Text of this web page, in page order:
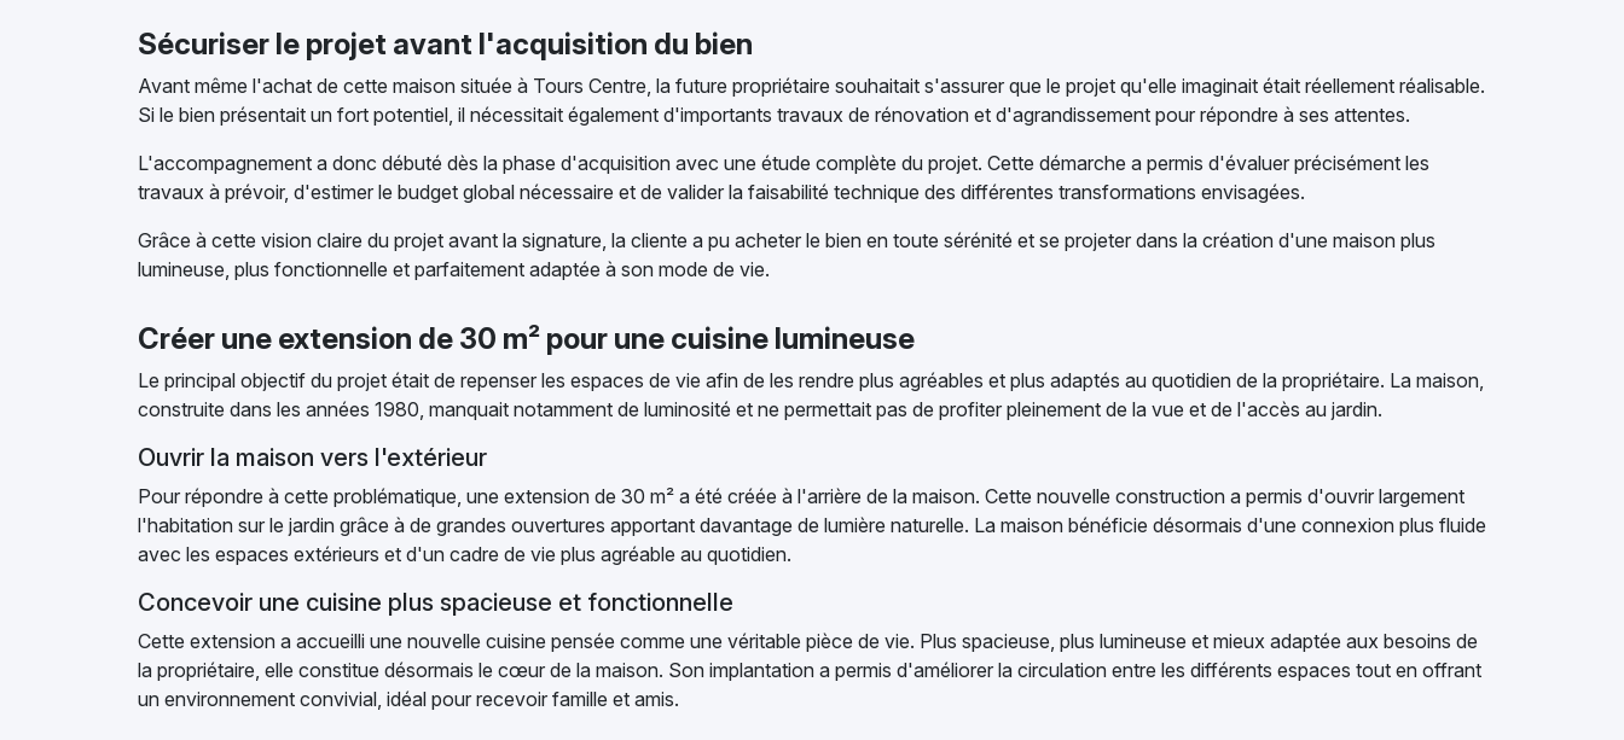
Sécuriser le projet avant l'acquisition du bien
Avant même l'achat de cette maison située à Tours Centre, la future propriétaire souhaitait s'assurer que le projet qu'elle imaginait était réellement réalisable.
Si le bien présentait un fort potentiel, il nécessitait également d'importants travaux de rénovation et d'agrandissement pour répondre à ses attentes.
L'accompagnement a donc débuté dès la phase d'acquisition avec une étude complète du projet. Cette démarche a permis d'évaluer précisément les
travaux à prévoir, d'estimer le budget global nécessaire et de valider la faisabilité technique des différentes transformations envisagées.
Grâce à cette vision claire du projet avant la signature, la cliente a pu acheter le bien en toute sérénité et se projeter dans la création d'une maison plus
lumineuse, plus fonctionnelle et parfaitement adaptée à son mode de vie.
Créer une extension de 30 m² pour une cuisine lumineuse
Le principal objectif du projet était de repenser les espaces de vie afin de les rendre plus agréables et plus adaptés au quotidien de la propriétaire. La maison,
construite dans les années 1980, manquait notamment de luminosité et ne permettait pas de profiter pleinement de la vue et de l'accès au jardin.
Ouvrir la maison vers l'extérieur
Pour répondre à cette problématique, une extension de 30 m² a été créée à l'arrière de la maison. Cette nouvelle construction a permis d'ouvrir largement
l'habitation sur le jardin grâce à de grandes ouvertures apportant davantage de lumière naturelle. La maison bénéficie désormais d'une connexion plus fluide
avec les espaces extérieurs et d'un cadre de vie plus agréable au quotidien.
Concevoir une cuisine plus spacieuse et fonctionnelle
Cette extension a accueilli une nouvelle cuisine pensée comme une véritable pièce de vie. Plus spacieuse, plus lumineuse et mieux adaptée aux besoins de
la propriétaire, elle constitue désormais le cœur de la maison. Son implantation a permis d'améliorer la circulation entre les différents espaces tout en offrant
un environnement convivial, idéal pour recevoir famille et amis.